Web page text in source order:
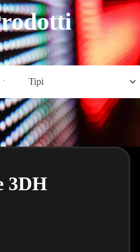
Tipi
3DH